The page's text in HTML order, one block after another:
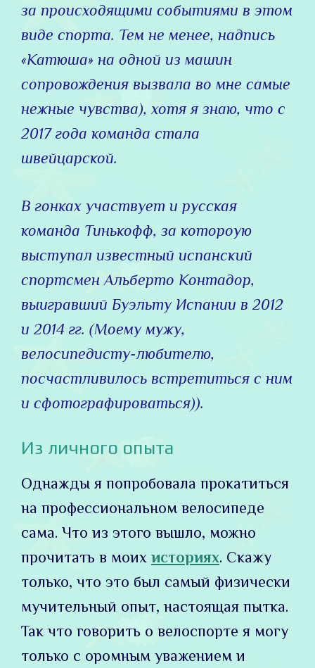
за происходящими событиями в этом
виде спорта. Тем не менее, надпись
«Катюша» на одной из машин
сопровождения вызвала во мне самые
нежные чувства), хотя я знаю, что с
2017 года команда стала
швейцарской.
В гонках участвует и русская
команда Тинькофф, за котороую
выступал известный испанский
спортсмен Альберто Контадор,
выигравший Буэльту Испании в 2012
и 2014 гг. (Моему мужу,
велосипедисту-любителю,
посчастливилось встретиться с ним
и сфотографироваться)).
Из личного опыта
Однажды я попробовала прокатиться
на профессиональном велосипеде
сама. Что из этого вышло, можно
прочитать в моих историях. Скажу
только, что это был самый физически
мучительный опыт, настоящая пытка.
Так что говорить о велоспорте я могу
только с оромным уважением и